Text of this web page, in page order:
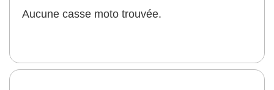
Aucune casse moto trouvée.